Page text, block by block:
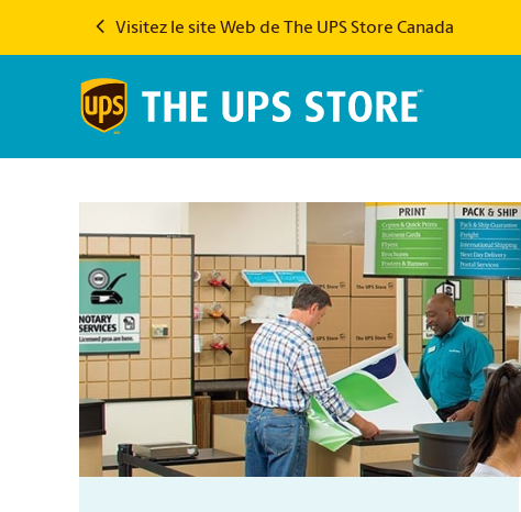
Visitez le site Web de The UPS Store Canada